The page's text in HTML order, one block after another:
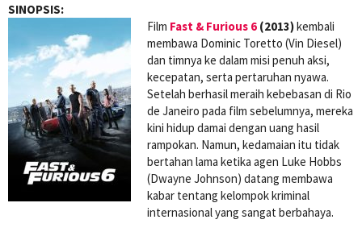
SINOPSIS:
Film Fast & Furious 6 (2013)kembali
membawa Dominic Toretto (Vin Diesel)
dan timnya ke dalam misi penuh aksi,
kecepatan, serta pertaruhan nyawa.
Setelah berhasil meraih kebebasan di Rio
de Janeiro pada film sebelumnya, mereka
kini hidup damai dengan uang hasil
rampokan. Namun, kedamaian itu tidak
bertahan lama ketika agen Luke Hobbs
(Dwayne Johnson) datang membawa
kabar tentang kelompok kriminal
internasional yang sangat berbahaya.